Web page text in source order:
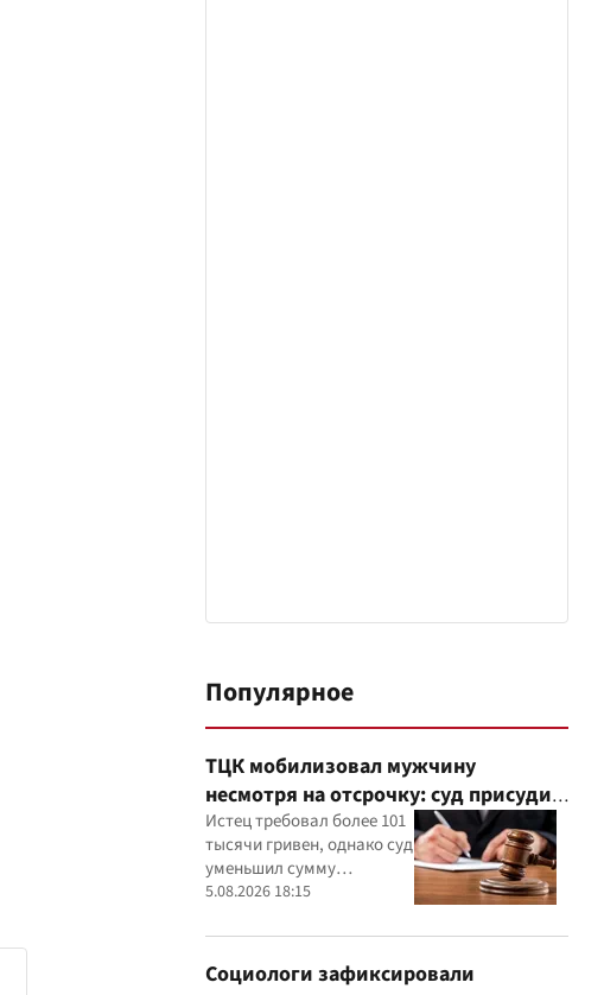
Популярное
ТЦК мобилизовал мужчину
несмотря на отсрочку: суд присудил
40 тысяч гривен компенсации
Истец требовал более 101
тысячи гривен, однако суд
уменьшил сумму
компенсации,
принципами разумности и
соразмерности
5.08.2026 18:15
Социологи зафиксировали